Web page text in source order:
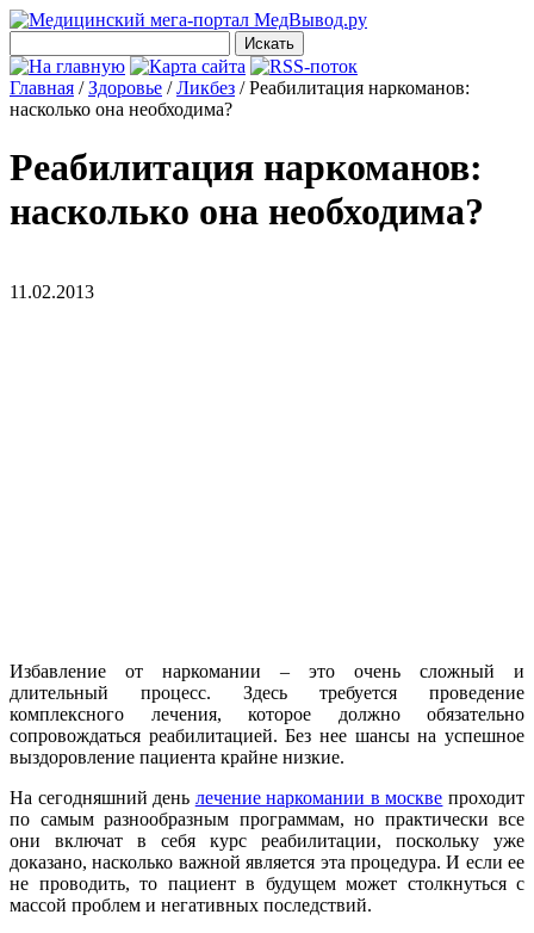
Главная /Здоровье /Ликбез /Реабилитация наркоманов:
насколько она необходима?
Реабилитация наркоманов:
насколько она необходима?
11.02.2013
Избавление от наркомании – это очень сложный и
длительный процесс. Здесь требуется проведение
комплексного лечения, которое должно обязательно
сопровождаться реабилитацией. Без нее шансы на успешное
выздоровление пациента крайне низкие.
На сегодняшний день лечение наркомании в москве проходит
по самым разнообразным программам, но практически все
они включат в себя курс реабилитации, поскольку уже
доказано, насколько важной является эта процедура. И если ее
не проводить, то пациент в будущем может столкнуться с
массой проблем и негативных последствий.